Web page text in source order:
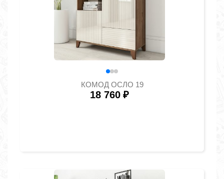
КОМОД ОСЛО 19
18 760 ₽